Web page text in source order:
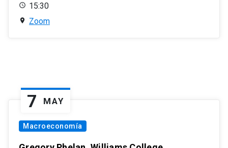
15:30
Zoom
7 MAY
Macroeconomía